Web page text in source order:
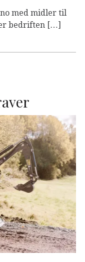
med midler til
bedriften […]